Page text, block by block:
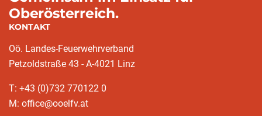
Oberösterreich.
KONTAKT
Oö. Landes-Feuerwehrverband
Petzoldstraße 43 - A-4021 Linz
T: +43 (0)732 770122 0
M: office@ooelfv.at